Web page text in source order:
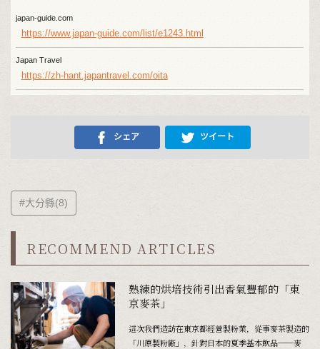
japan-guide.com
https://www.japan-guide.com/list/e1243.html
Japan Travel
https://zh-hant.japantravel.com/oita
シェア ツイート
#大分縣(8)
RECOMMEND ARTICLES
熟練的烘培技術引出香氣豐郁的「東
京麥茶」
這次我們造訪在東京都經營製粉業，從事麥茶製造的
「川原製粉廠」，針對日本的夏季基本飲品──麥